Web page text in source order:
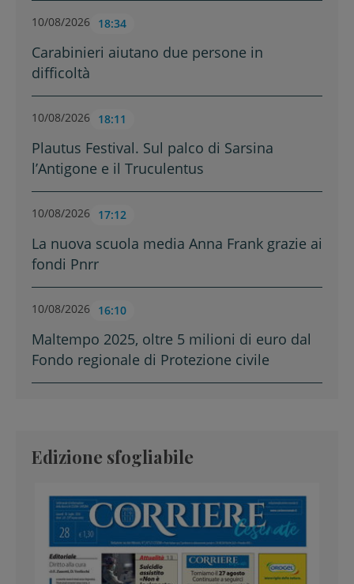
10/08/2026 18:34
Carabinieri aiutano due persone in
difficoltà
10/08/2026 18:11
Plautus Festival. Sul palco di Sarsina
l’Antigone e il Truculentus
10/08/2026 17:12
La nuova scuola media Anna Frank grazie ai
fondi Pnrr
10/08/2026 16:10
Maltempo 2025, oltre 5 milioni di euro dal
Fondo regionale di Protezione civile
Edizione sfogliabile